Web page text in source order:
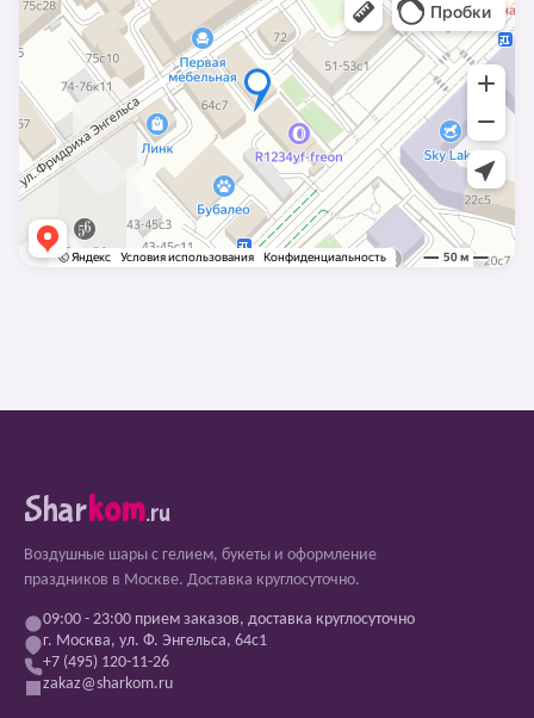
Sharkom.ru
Воздушные шары с гелием, букеты и оформление
праздников в Москве. Доставка круглосуточно.
09:00 - 23:00 прием заказов, доставка круглосуточно
г. Москва, ул. Ф. Энгельса, 64с1
+7 (495) 120-11-26
zakaz@sharkom.ru